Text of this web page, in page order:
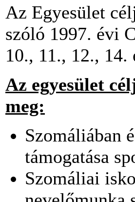
Az Egyesület
szóló 1997. évi
10., 11., 12.,
Az egyesület
meg:
Szomáliában
támogatása
Szomáliai